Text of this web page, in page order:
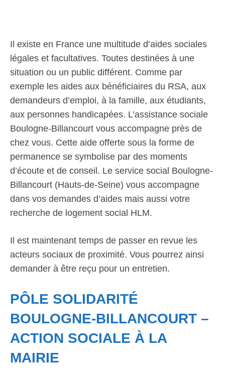
Il existe en France une multitude d’aides sociales
légales et facultatives. Toutes destinées à une
situation ou un public différent. Comme par
exemple les aides aux bénéficiaires du RSA, aux
demandeurs d’emploi, à la famille, aux étudiants,
aux personnes handicapées. L’assistance sociale
Boulogne-Billancourt vous accompagne près de
chez vous. Cette aide offerte sous la forme de
permanence se symbolise par des moments
d’écoute et de conseil. Le service social Boulogne-
Billancourt (Hauts-de-Seine) vous accompagne
dans vos demandes d’aides mais aussi votre
recherche de logement social HLM.
Il est maintenant temps de passer en revue les
acteurs sociaux de proximité. Vous pourrez ainsi
demander à être reçu pour un entretien.
PÔLE SOLIDARITÉ
BOULOGNE-BILLANCOURT –
ACTION SOCIALE À LA
MAIRIE